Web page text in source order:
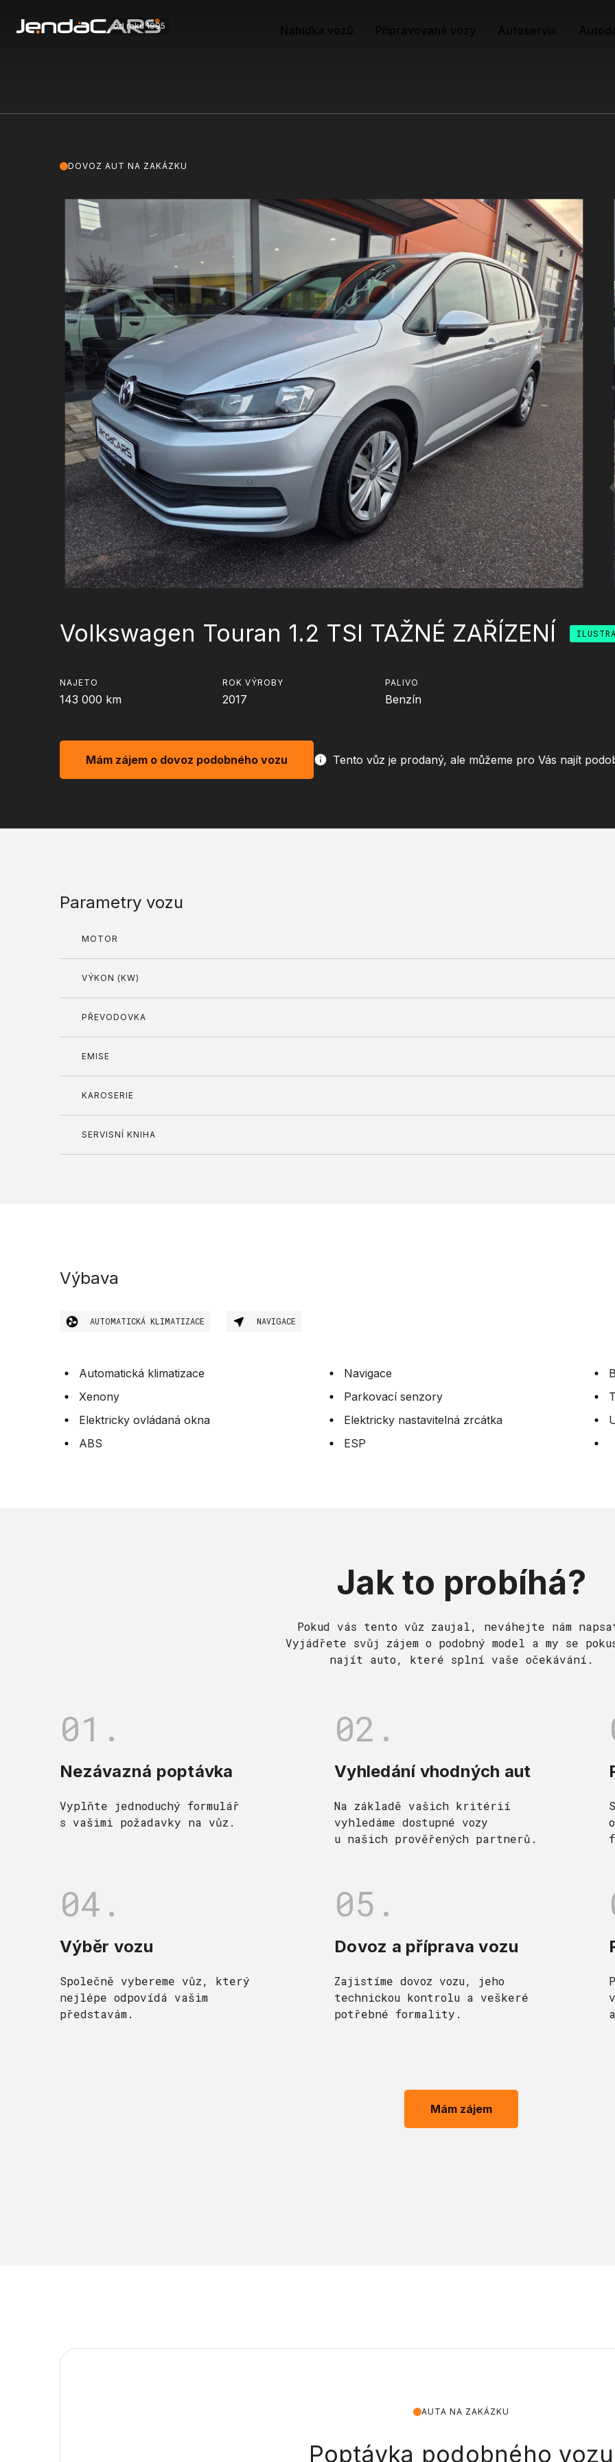
od roku 1995
Volkswagen Touran 1.2 TSI TAŽNÉ ZAŘÍZENÍ
NAJETO
143 000 km
ROK VÝROBY
2017
PALIVO
Benzín
Mám zájem o dovoz podobného vozu Tento vůz je prodaný, ale můžeme pro Vás najít
DOVOZ AUT NA ZAKÁZKU
Parametry vozu
MOTOR
VÝKON (KW)
PŘEVODOVKA
EMISE
KAROSERIE
SERVISNÍ KNIHA
Výbava
AUTOMATICKÁ KLIMATIZACE NAVIGACE
Automatická klimatizace Navigace
Xenony
Parkovací senzory
Elektricky ovládaná okna
Elektricky nastavitelná zrcátka
ABS
ESP
Jak to probíhá?
Pokud vás tento vůz zaujal, neváhejte nám
Vyjádřete svůj zájem o podobný model a my se
najít auto, které splní vaše očekávání.
01.
Nezávazná poptávka
Vyplňte jednoduchý formulář
s vašimi požadavky na vůz.
02.
Vyhledání vhodných aut
Na základě vašich kritérií
vyhledáme dostupné vozy
u našich prověřených partnerů.
04.
Výběr vozu
Společně vybereme vůz, který
nejlépe odpovídá vašim
představám.
05.
Dovoz a příprava vozu
Zajistíme dovoz vozu, jeho
technickou kontrolu a veškeré
potřebné formality.
Mám zájem
AUTA NA ZAKÁZKU
Poptávka podobného vozu